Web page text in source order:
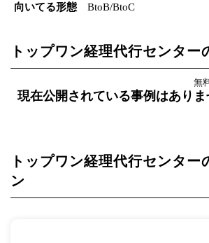
向いてる形態 BtoB/BtoC
トップワン経理代行センター
無
現在公開されている事例はありま
トップワン経理代行センター
ン